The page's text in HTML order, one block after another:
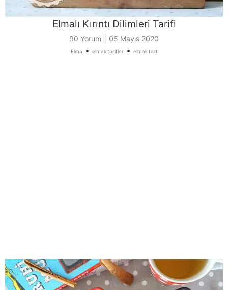
Elmalı Kırıntı Dilimleri Tarifi
90 Yorum 05 Mayıs 2020
Elma • elmalı tarifler• elmalı tart